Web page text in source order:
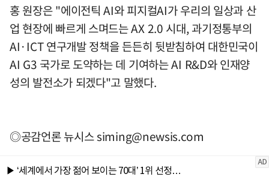
홍 원장은 "에이전틱 AI와 피지컬AI가 우리의 일상과 산
업 현장에 빠르게 스며드는 AX 2.0 시대, 과기정통부의
AI·ICT 연구개발 정책을 든든히 뒷받침하여 대한민국이
AI G3 국가로 도약하는 데 기여하는 AI R&D와 인재양
성의 발전소가 되겠다"고 말했다.
◎공감언론 뉴시스siming@newsis.com